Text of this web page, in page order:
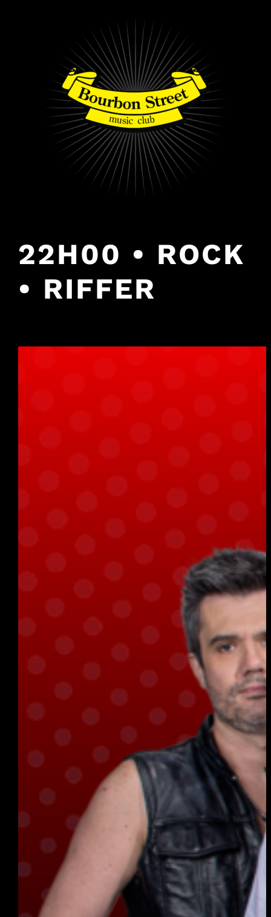
22H00 • ROCK
• RIFFER